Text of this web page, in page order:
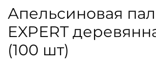
Апельсиновая
EXPERT
(100 шт)